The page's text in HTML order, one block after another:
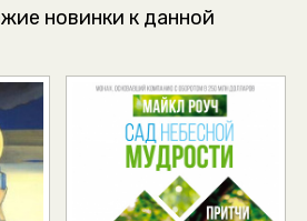
новинки к данной